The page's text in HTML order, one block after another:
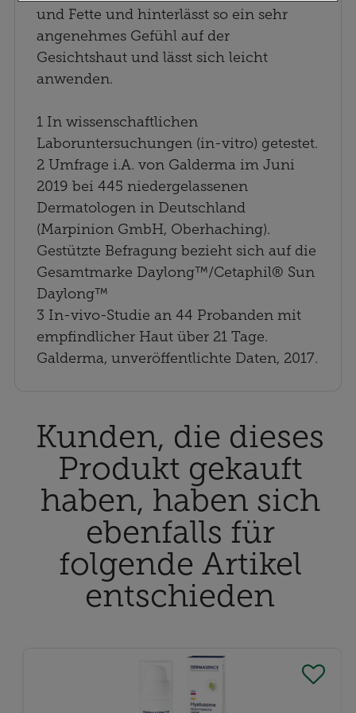
optimieren können, den Inhalt auf unserer
Website aber auch die Werbung auf Drittseiten
möglichst relevant für Sie zu gestalten. Bitte
beachten Sie, dass Daten hierfür teilweise an
übertragen werden.
und Fette und hinterlässt so ein sehr
angenehmes Gefühl auf der
Gesichtshaut und lässt sich leicht
anwenden.
1 In wissenschaftlichen
Laboruntersuchungen (in-vitro) getestet.
2 Umfrage i.A. von Galderma im Juni
2019 bei 445 niedergelassenen
Dermatologen in Deutschland
(Marpinion GmbH, Oberhaching).
Gestützte Befragung bezieht sich auf die
Gesamtmarke Daylong™/Cetaphil® Sun
Daylong™
3 In-vivo-Studie an 44 Probanden mit
empfindlicher Haut über 21 Tage.
Galderma, unveröffentlichte Daten, 2017.
Kunden, die dieses
Produkt gekauft
haben, haben sich
ebenfalls für
folgende Artikel
entschieden